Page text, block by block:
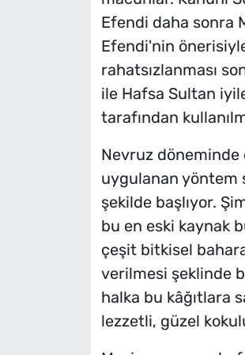
Efendi daha sonra
Efendi'nin
rahatsızlanması
ile Hafsa Sultan
tarafından
Nevruz döneminde
uygulanan yöntem
şekilde başlıyor.
bu en eski kaynak
çeşit bitkisel
verilmesi şeklinde
halka bu kâğıtlara
lezzetli, güzel